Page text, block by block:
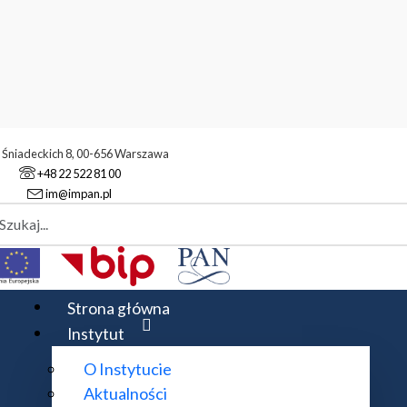
Śniadeckich 8, 00-656 Warszawa
+48 22 522 81 00
im@impan.pl
Strona główna
Instytut
O Instytucie
Aktualności
IN
ECMI i EMS w ramach projektu EU-MATHS-IN (patrz